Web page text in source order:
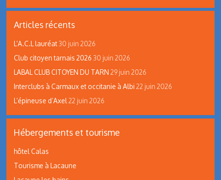
Articles récents
L’A.C.L lauréat 30 juin 2026
Club citoyen tarnais 2026 30 juin 2026
LABAL CLUB CITOYEN DU TARN 29 juin 2026
Interclubs à Carmaux et occitanie à Albi 22 juin 2026
L’épineuse d’Axel 22 juin 2026
Hébergements et tourisme
hôtel Calas
Tourisme à Lacaune